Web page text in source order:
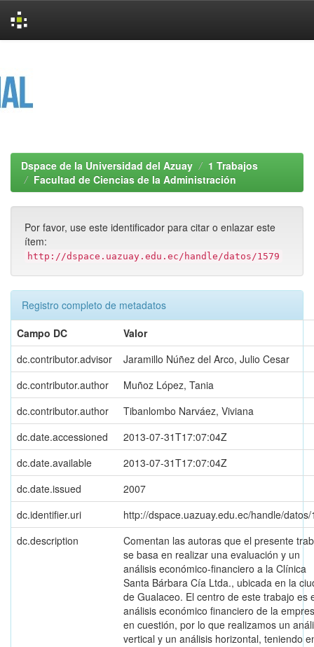
Dspace de la Universidad del Azuay
1 Trabajos
Facultad de Ciencias de la Administración
Por favor, use este identificador para citar o enlazar este
ítem:
http://dspace.uazuay.edu.ec/handle/datos/1579
Registro completo de metadatos
Campo DC
Valor
dc.contributor.advisor
Jaramillo Núñez del Arco, Julio Cesar
dc.contributor.author
Muñoz López, Tania
dc.contributor.author
Tibanlombo Narváez, Viviana
dc.date.accessioned
2013-07-31T17:07:04Z
dc.date.available
2013-07-31T17:07:04Z
dc.date.issued
2007
dc.identifier.uri
http://dspace.uazuay.edu.ec/handle/
dc.description
Comentan las autoras que el presente
se basa en realizar una evaluación y un
análisis económico-financiero a la Clínica
Santa Bárbara Cía Ltda., ubicada en la
de Gualaceo. El centro de este trabajo es
análisis económico financiero de la
en cuestión, por lo que realizamos un
vertical y un análisis horizontal, teniendo